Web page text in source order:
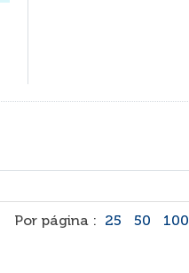
Por página : 25 50 100